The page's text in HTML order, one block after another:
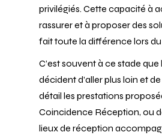
privilégiés. Cette capacité à
rassurer et à proposer des
fait toute la différence lors
C’est souvent à ce stade que
décident d’aller plus loin et
détail les prestations
Coincidence Réception, ou
lieux de réception